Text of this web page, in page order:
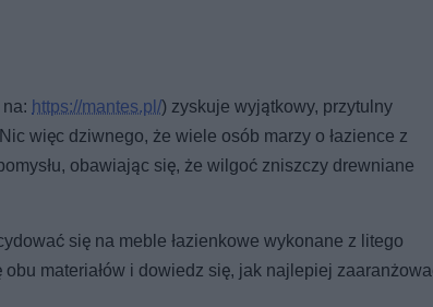
https://mantes.pl/) zyskuje wyjątkowy, przytulny
więc dziwnego, że wiele osób marzy o łazience z
obawiając się, że wilgoć zniszczy drewniane
się na meble łazienkowe wykonane z litego
materiałów i dowiedz się, jak najlepiej